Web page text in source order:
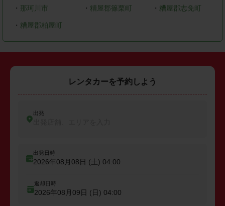
・ 那珂川市 ・ 糟屋郡篠栗町 ・ 糟屋郡志免町
・ 糟屋郡粕屋町
レンタカーを予約しよう
出発
出発日時
2026年08月08日 (土) 04:00
返却日時
2026年08月09日 (日) 04:00